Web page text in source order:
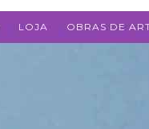
LOJA OBRAS DE